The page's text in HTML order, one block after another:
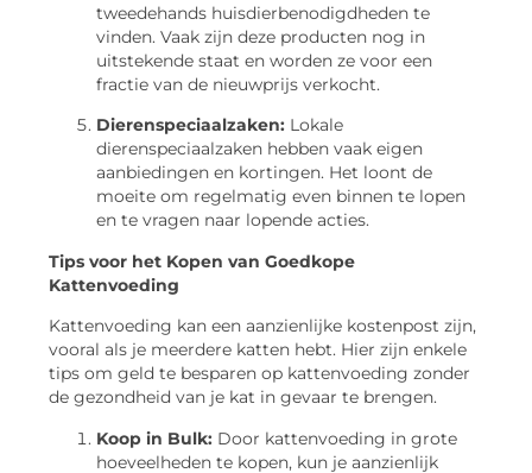
tweedehands huisdierbenodigdheden te
vinden. Vaak zijn deze producten nog in
uitstekende staat en worden ze voor een
fractie van de nieuwprijs verkocht.
Dierenspeciaalzaken: Lokale
dierenspeciaalzaken hebben vaak eigen
aanbiedingen en kortingen. Het loont de
moeite om regelmatig even binnen te lopen
en te vragen naar lopende acties.
Tips voor het Kopen van Goedkope
Kattenvoeding
Kattenvoeding kan een aanzienlijke kostenpost zijn,
vooral als je meerdere katten hebt. Hier zijn enkele
tips om geld te besparen op kattenvoeding zonder
de gezondheid van je kat in gevaar te brengen.
Koop in Bulk: Door kattenvoeding in grote
hoeveelheden te kopen, kun je aanzienlijk